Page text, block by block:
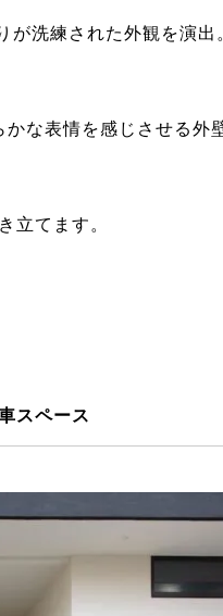
が洗練された外観を演出
な表情を感じさせる外
立てます。
スペース